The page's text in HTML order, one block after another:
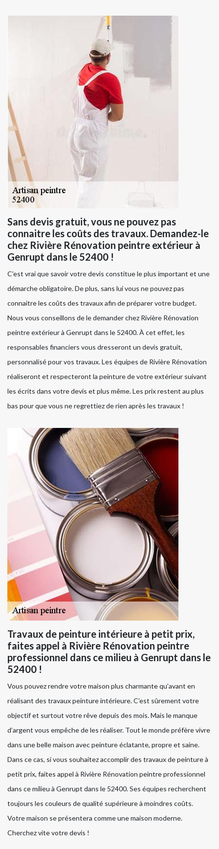
Sans devis gratuit, vous ne pouvez pas
connaitre les coûts des travaux. Demandez-le
chez Rivière Rénovation peintre extérieur à
Genrupt dans le 52400 !
C’est vrai que savoir votre devis constitue le plus important et une
démarche obligatoire. De plus, sans lui vous ne pouvez pas
connaitre les coûts des travaux afin de préparer votre budget.
Nous vous conseillons de le demander chez Rivière Rénovation
peintre extérieur à Genrupt dans le 52400. À cet effet, les
responsables financiers vous dresseront un devis gratuit,
personnalisé pour vos travaux. Les équipes de Rivière Rénovation
réaliseront et respecteront la peinture de votre extérieur suivant
les écrits dans votre devis et plus même. Les prix restent au plus
bas pour que vous ne regrettiez de rien après les travaux !
Travaux de peinture intérieure à petit prix,
faites appel à Rivière Rénovation peintre
professionnel dans ce milieu à Genrupt dans le
52400 !
Vous pouvez rendre votre maison plus charmante qu’avant en
réalisant des travaux peinture intérieure. C’est sûrement votre
objectif et surtout votre rêve depuis des mois. Mais le manque
d’argent vous empêche de les réaliser. Tout le monde préfère vivre
dans une belle maison avec peinture éclatante, propre et saine.
Dans ce cas, si vous souhaitez accomplir des travaux de peinture à
petit prix, faites appel à Rivière Rénovation peintre professionnel
dans ce milieu à Genrupt dans le 52400. Ses équipes recherchent
toujours les couleurs de qualité supérieure à moindres coûts.
Votre maison se présentera comme une maison moderne.
Cherchez vite votre devis !